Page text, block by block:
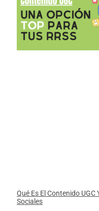
Qué Es El Contenido UGC
Sociales